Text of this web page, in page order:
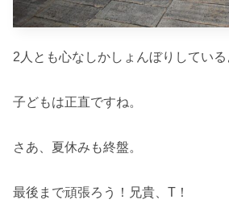
2人とも心なしかしょんぼりしてい
子どもは正直ですね。
さあ、夏休みも終盤。
最後まで頑張ろう！兄貴、T！